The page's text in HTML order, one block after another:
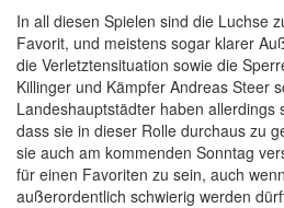
In all diesen Spielen sind die Luchse
Favorit, und meistens sogar klarer
die Verletztensituation sowie die
Killinger und Kämpfer Andreas Steer
Landeshauptstädter haben allerdings
dass sie in dieser Rolle durchaus zu
sie auch am kommenden Sonntag
für einen Favoriten zu sein, auch
außerordentlich schwierig werden